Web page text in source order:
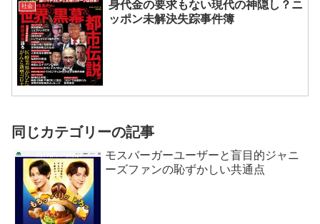
社会
身代金の要求もない現代の神隠し？ニ
ッポン未解決失踪事件簿
同じカテゴリーの記事
モスバーガーユーザーと盲目的ジャニ
ーズファンの恥ずかしい共通点